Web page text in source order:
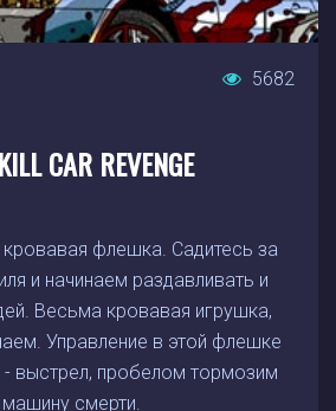
5682
CAR REVENGE
флешка. Садитесь за
и начинаем раздавливать и
Весьма кровавая игрушка,
Управление в этой флешке
- выстрел, пробелом тормозим
машину смерти.